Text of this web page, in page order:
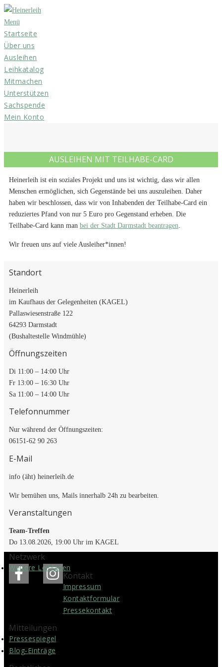
Zum
Inhalt
springen
Menü
Startseite
Über uns
Ausleihen
Leihkatalog
Mitmachen
Unterstützen
Sachspende
Mein Konto
AUSLEIHEN MIT TEILHABE-CARD
Heinerleih ist ein soziales Projekt und uns ist wichtig, dass wir allen
Menschen ermöglichen, sich Gegenstände bei uns auszuleihen. Daher
haben wir beschlossen, dass wir von Inhabenden der Teilhabe-Card ein
reduziertes Pfand von nur 5 Euro pro Gegenstand erheben. Die
Teilhabe-Card kann man bei der Stadt Darmstadt beantragen.
Wir freuen uns auf viele Ausleiher*innen!
Standort
Heinerleih
im Kaufhaus der Gelegenheiten (KAGEL)
Pallaswiesenstraße 122
64293 Darmstadt
(Bushaltestelle Windmühle)
Öffnungszeiten
Di 11:00 – 14:00 Uhr
Fr 13:00 – 16:30 Uhr
Sa 11:00 – 14:00 Uhr
Telefonnummer
Nur während der Öffnungszeiten:
06151-62 90 263
E-Mail
info (äht) heinerleih.de
Wir bemühen uns, Mails innerhalb 24h zu bearbeiten.
Veranstaltungen
Team-Treffen
Do 13.08.2026, 19:00 Uhr im KAGEL
Netzwerk
Weitere Leihläden
Kontakt
Impressum
Kontakt­formular
Pressekontakt
Mitteilungen
Pressespiegel
Blog-Einträge